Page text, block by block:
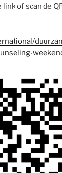
of scan de